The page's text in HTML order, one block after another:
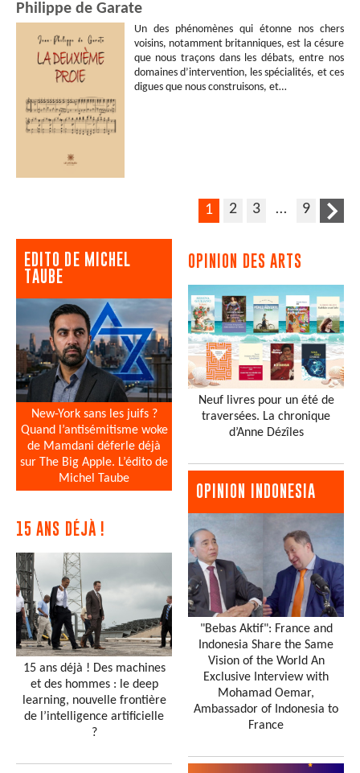
Philippe de Garate
Un des phénomènes qui étonne nos chers
voisins, notamment britanniques, est la césure
que nous traçons dans les débats, entre nos
domaines d’intervention, les spécialités, et ces
digues que nous construisons, et…
1 2 3 … 9
EDITO DE MICHEL
TAUBE
New-York sans les juifs ?
Quand l’antisémitisme woke
de Mamdani déferle déjà
sur The Big Apple. L’édito de
Michel Taube
15 ANS DÉJÀ !
15 ans déjà ! Des machines
et des hommes : le deep
learning, nouvelle frontière
de l’intelligence artificielle
?
OPINION DES ARTS
Neuf livres pour un été de
traversées. La chronique
d’Anne Dézîles
OPINION INDONESIA
"Bebas Aktif": France and
Indonesia Share the Same
Vision of the World An
Exclusive Interview with
Mohamad Oemar,
Ambassador of Indonesia to
France